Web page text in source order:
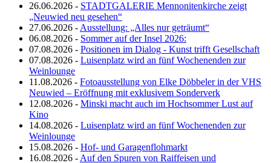
26.06.2026 - STADTGALERIE Mennonitenkirche zeigt
„Neuwied neu gesehen“
27.06.2026 - Ausstellung: „Alles nur geträumt“
06.08.2026 - Sommer auf der Insel 2026:
07.08.2026 - Positionen im Dialog - Kunst trifft Gesellschaft
07.08.2026 - Luisenplatz wird an fünf Wochenenden zur
Weinlounge
11.08.2026 - Fotoausstellung von Elke Döbbeler in der VHS
Neuwied – Eröffnung mit exklusivem Sonderverk
12.08.2026 - Minski macht auch im Hochsommer Lust auf
Kino
14.08.2026 - Luisenplatz wird an fünf Wochenenden zur
Weinlounge
15.08.2026 - Hof- und Garagenflohmarkt
16.08.2026 - Auf den Spuren von Raiffeisen und